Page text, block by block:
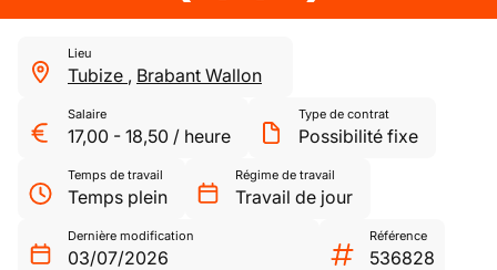
Lieu
Tubize , Brabant Wallon
Salaire
17,00 - 18,50 / heure
Type de contrat
Possibilité fixe
Temps de travail
Temps plein
Régime de travail
Travail de jour
Dernière modification
03/07/2026
Référence
536828